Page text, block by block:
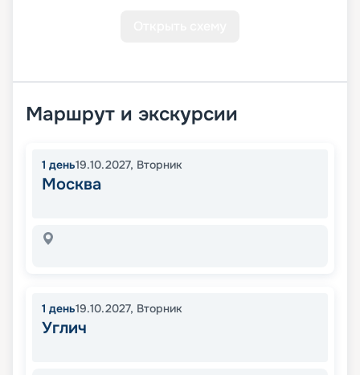
Маршрут и экскурсии
1 день19.10.2027, Вторник
Москва
1 день19.10.2027, Вторник
Углич